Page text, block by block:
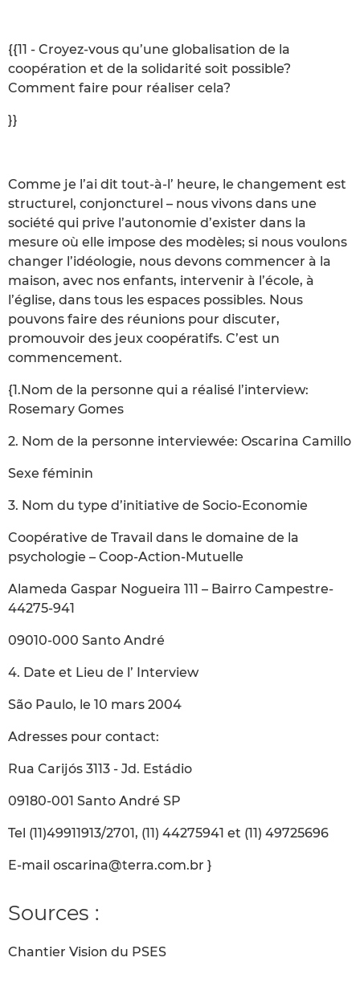
{{11 - Croyez-vous qu’une globalisation de la
coopération et de la solidarité soit possible?
Comment faire pour réaliser cela?
}}
Comme je l’ai dit tout-à-l’ heure, le changement est
structurel, conjoncturel – nous vivons dans une
société qui prive l’autonomie d’exister dans la
mesure où elle impose des modèles; si nous voulons
changer l’idéologie, nous devons commencer à la
maison, avec nos enfants, intervenir à l’école, à
l’église, dans tous les espaces possibles. Nous
pouvons faire des réunions pour discuter,
promouvoir des jeux coopératifs. C’est un
commencement.
{1.Nom de la personne qui a réalisé l’interview:
Rosemary Gomes
2. Nom de la personne interviewée: Oscarina Camillo
Sexe féminin
3. Nom du type d’initiative de Socio-Economie
Coopérative de Travail dans le domaine de la
psychologie – Coop-Action-Mutuelle
Alameda Gaspar Nogueira 111 – Bairro Campestre-
44275-941
09010-000 Santo André
4. Date et Lieu de l’ Interview
São Paulo, le 10 mars 2004
Adresses pour contact:
Rua Carijós 3113 - Jd. Estádio
09180-001 Santo André SP
Tel (11)49911913/2701, (11) 44275941 et (11) 49725696
E-mail oscarina@terra.com.br }
Sources :
Chantier Vision du PSES